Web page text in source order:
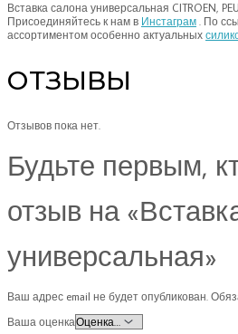
Вставка салона универсальная CITROEN,
Присоединяйтесь к нам в Инстаграм . По
ассортиментом особенно актуальных
ОТЗЫВЫ
Отзывов пока нет.
Будьте первым,
отзыв на
универсальная»
Ваш адрес email не будет опубликован.
Ваша оценка